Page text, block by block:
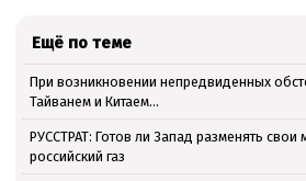
Ещё по теме
При возникновении непредвиденных
Тайванем и Китаем...
РУССТРАТ: Готов ли Запад разменять свои
российский газ